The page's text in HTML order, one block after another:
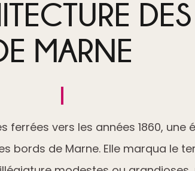
MARNE
ferrées vers les années 1860, une
bords de Marne. Elle marqua le